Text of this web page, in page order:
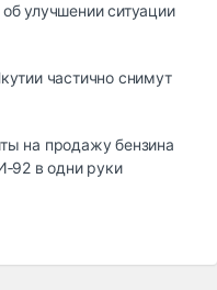
улучшении ситуации
частично снимут
на продажу бензина
в одни руки